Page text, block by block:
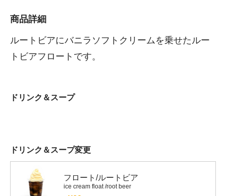
商品詳細
ルートビアにバニラソフトクリームを乗せたルー
トビアフロートです。
ドリンク＆スープ
ドリンク＆スープ変更
フロート/ルートビア
ice cream float /root beer